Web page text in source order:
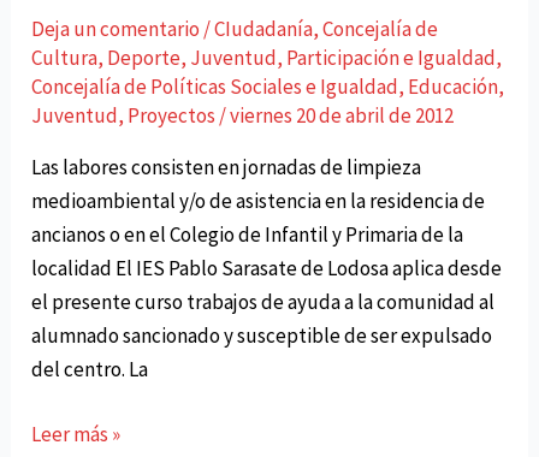
Deja un comentario /CIudadaní­a,Concejalí­a de
Cultura, Deporte, Juventud, Participación e Igualdad,
Concejalí­a de Políticas Sociales e Igualdad, Educación,
Juventud, Proyectos /viernes 20 de abril de 2012
Las labores consisten en jornadas de limpieza
medioambiental y/o de asistencia en la residencia de
ancianos o en el Colegio de Infantil y Primaria de la
localidad El IES Pablo Sarasate de Lodosa aplica desde
el presente curso trabajos de ayuda a la comunidad al
alumnado sancionado y susceptible de ser expulsado
del centro. La
El
Leer más »